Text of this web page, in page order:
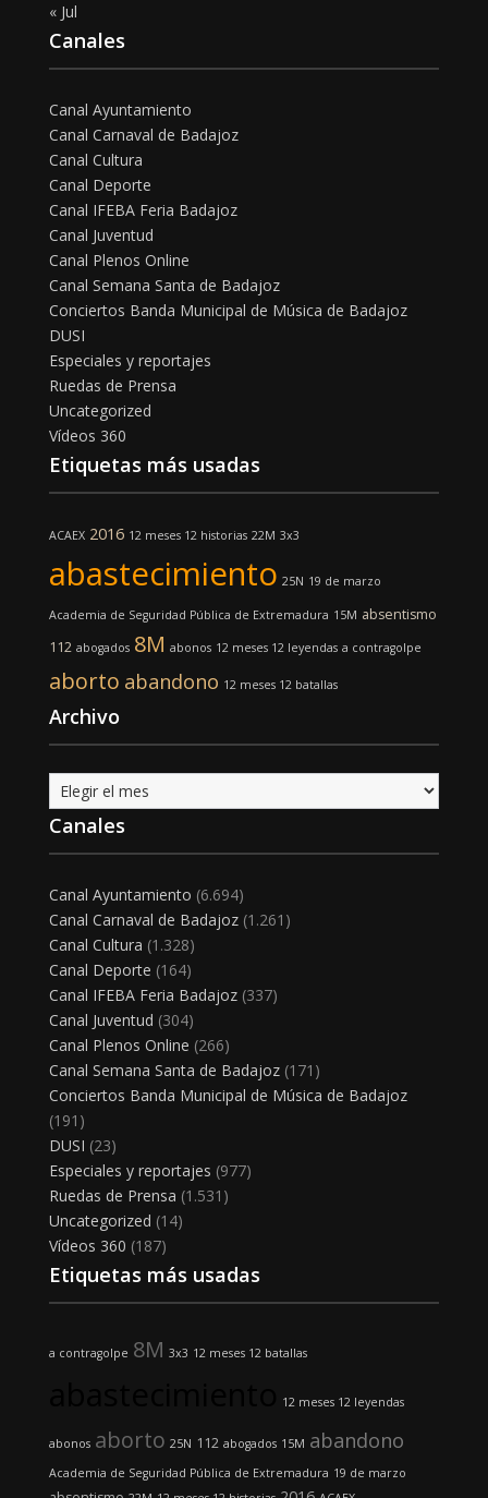
« Jul
Canales
Canal Ayuntamiento
Canal Carnaval de Badajoz
Canal Cultura
Canal Deporte
Canal IFEBA Feria Badajoz
Canal Juventud
Canal Plenos Online
Canal Semana Santa de Badajoz
Conciertos Banda Municipal de Música de Badajoz
DUSI
Especiales y reportajes
Ruedas de Prensa
Uncategorized
Vídeos 360
Etiquetas más usadas
ACAEX 2016 12 meses 12 historias 22M 3x3
abastecimiento 25N 19 de marzo
Academia de Seguridad Pública de Extremadura 15M absentismo
112 abogados 8M abonos 12 meses 12 leyendas a contragolpe
aborto abandono 12 meses 12 batallas
Archivo
Archivo
Canales
Canal Ayuntamiento (6.694)
Canal Carnaval de Badajoz(1.261)
Canal Cultura (1.328)
Canal Deporte (164)
Canal IFEBA Feria Badajoz(337)
Canal Juventud (304)
Canal Plenos Online (266)
Canal Semana Santa de Badajoz(171)
Conciertos Banda Municipal de Música de Badajoz
(191)
DUSI (23)
Especiales y reportajes (977)
Ruedas de Prensa (1.531)
Uncategorized (14)
Vídeos 360 (187)
Etiquetas más usadas
a contragolpe 8M 3x3 12 meses 12 batallas
12 meses 12 leyendas
abonos aborto 25N 112 abogados 15M abandono
Academia de Seguridad Pública de Extremadura 19 de marzo